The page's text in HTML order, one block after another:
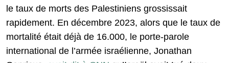
le taux de morts des Palestiniens grossissait
rapidement. En décembre 2023, alors que le taux de
mortalité était déjà de 16.000, le porte-parole
international de l’armée israélienne, Jonathan